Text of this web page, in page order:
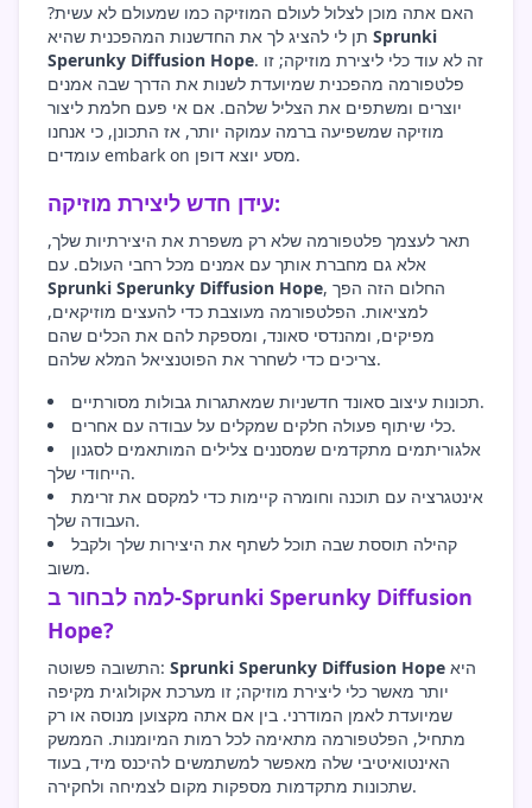
האם אתה מוכן לצלול לעולם המוזיקה כמו שמעולם לא עשית?
Sprunki
Sperunky Diffusion Hope. זה לא עוד כלי ליצירת מוזיקה; זו
פלטפורמה מהפכנית שמיועדת לשנות את הדרך שבה אמנים
יוצרים ומשתפים את הצליל שלהם. אם אי פעם חלמת ליצור
מוזיקה שמשפיעה ברמה עמוקה יותר, אז התכונן, כי אנחנו
עומדים embark on מסע יוצא דופן.
עידן חדש ליצירת מוזיקה:
תאר לעצמך פלטפורמה שלא רק משפרת את היצירתיות שלך,
אלא גם מחברת אותך עם אמנים מכל רחבי העולם. עם
Sprunki Sperunky Diffusion Hope, החלום הזה הפך
למציאות. הפלטפורמה מעוצבת כדי להעצים מוזיקאים,
מפיקים, ומהנדסי סאונד, ומספקת להם את הכלים שהם
צריכים כדי לשחרר את הפוטנציאל המלא שלהם.
תכונות עיצוב סאונד חדשניות שמאתגרות גבולות מסורתיים.
כלי שיתוף פעולה חלקים שמקלים על עבודה עם אחרים.
אלגוריתמים מתקדמים שמסננים צלילים המותאמים לסגנון
הייחודי שלך.
אינטגרציה עם תוכנה וחומרה קיימות כדי למקסם את זרימת
העבודה שלך.
קהילה תוססת שבה תוכל לשתף את היצירות שלך ולקבל
משוב.
למה לבחור ב-Sprunki Sperunky Diffusion
Hope?
התשובה פשוטה: Sprunki Sperunky Diffusion Hope
יותר מאשר כלי ליצירת מוזיקה; זו מערכת אקולוגית מקיפה
שמיועדת לאמן המודרני. בין אם אתה מקצוען מנוסה או רק
מתחיל, הפלטפורמה מתאימה לכל רמות המיומנות. הממשק
האינטואיטיבי שלה מאפשר למשתמשים להיכנס מיד, בעוד
שתכונות מתקדמות מספקות מקום לצמיחה ולחקירה.